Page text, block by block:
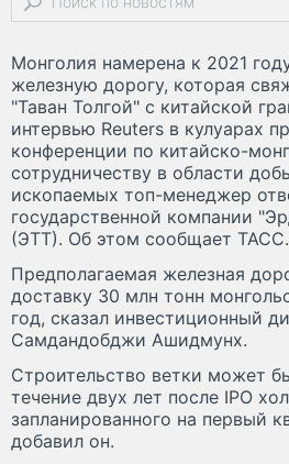
Монголия намерена к 2021
железную дорогу, которая
"Таван Толгой" c китайской
интервью Reuters в кулуарах
конференции по китайско-
сотрудничеству в области
ископаемых топ-менеджер
государственной компании
(ЭТТ). Об этом сообщает ТАСС.
Предполагаемая железная
доставку 30 млн тонн
год, сказал инвестиционный
Самдандобджи Ашидмунх.
Строительство ветки может
течение двух лет после IPO
запланированного на первый
добавил он.